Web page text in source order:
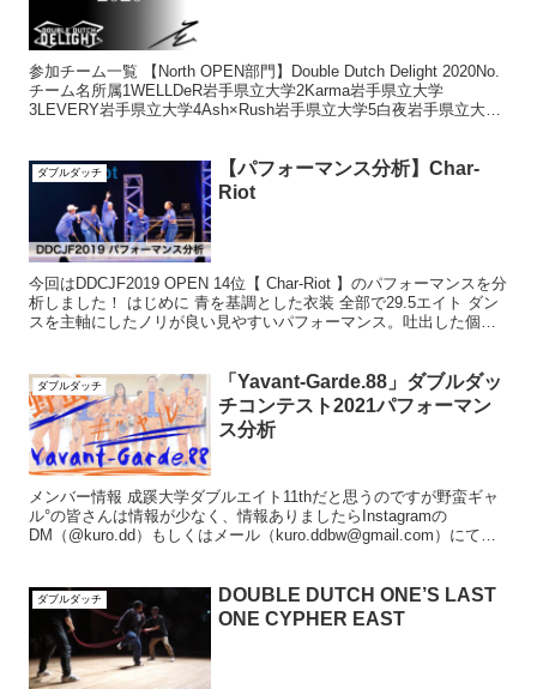
参加チーム一覧 【North OPEN部門】Double Dutch Delight 2020No.
チーム名所属1WELLDeR岩手県立大学2Karma岩手県立大学
3LEVERY岩手県立大学4Ash×Rush岩手県立大学5白夜岩手県立大学
ダブルダッチ
【パフォーマンス分析】Char-
Riot
今回はDDCJF2019 OPEN 14位【 Char-Riot 】のパフォーマンスを分
析しました！ はじめに 青を基調とした衣装 全部で29.5エイト ダン
スを主軸にしたノリが良い見やすいパフォーマンス。吐出した個性
ダブルダッチ
「Yavant-Garde.88」ダブルダッ
チコンテスト2021パフォーマン
ス分析
メンバー情報 成蹊大学ダブルエイト11thだと思うのですが野蛮ギャ
ル°の皆さんは情報が少なく、情報ありましたらInstagramの
DM（@kuro.dd）もしくはメール（kuro.ddbw@gmail.com）にて教
ダブルダッチ
DOUBLE DUTCH ONE’S LAST
ONE CYPHER EAST